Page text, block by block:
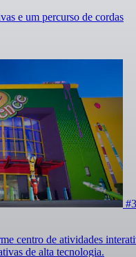
e um percurso de cordas
#3
centro de atividades
de alta tecnologia.